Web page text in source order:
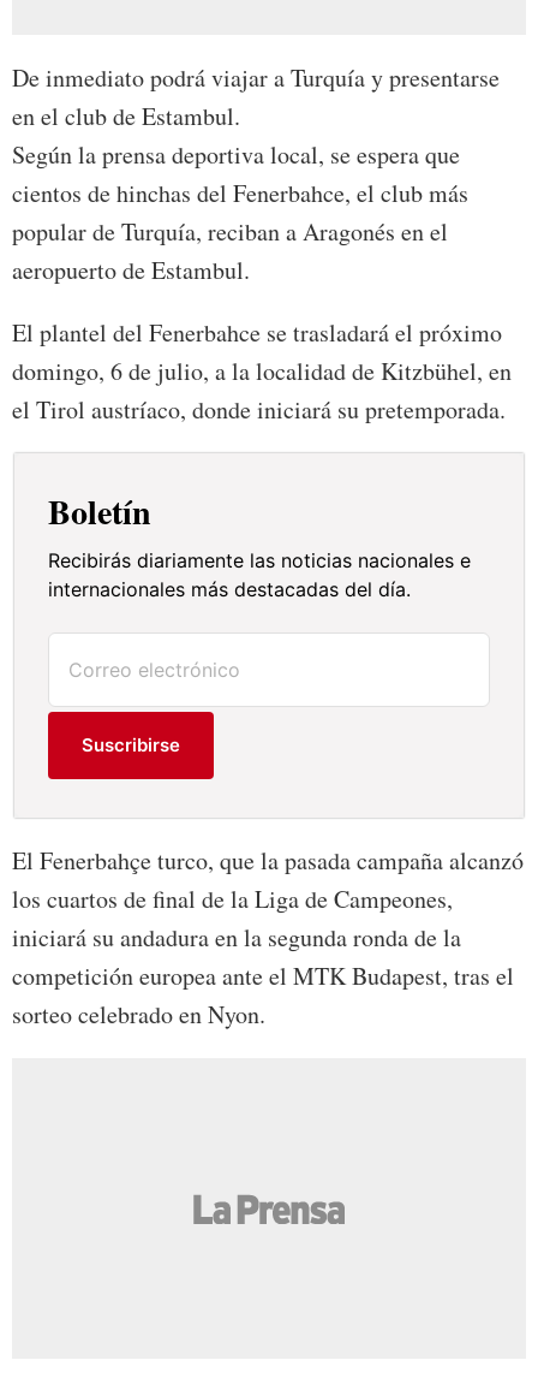
De inmediato podrá viajar a Turquía y presentarse
en el club de Estambul.
Según la prensa deportiva local, se espera que
cientos de hinchas del Fenerbahce, el club más
popular de Turquía, reciban a Aragonés en el
aeropuerto de Estambul.
El plantel del Fenerbahce se trasladará el próximo
domingo, 6 de julio, a la localidad de Kitzbühel, en
el Tirol austríaco, donde iniciará su pretemporada.
Boletín
Recibirás diariamente las noticias nacionales e
internacionales más destacadas del día.
Suscribirse
El Fenerbahçe turco, que la pasada campaña alcanzó
los cuartos de final de la Liga de Campeones,
iniciará su andadura en la segunda ronda de la
competición europea ante el MTK Budapest, tras el
sorteo celebrado en Nyon.